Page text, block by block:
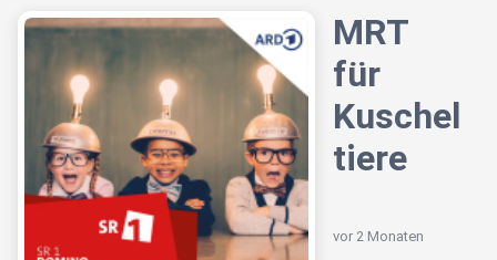
MRT
für
Kuschel
tiere
vor 2 Monaten